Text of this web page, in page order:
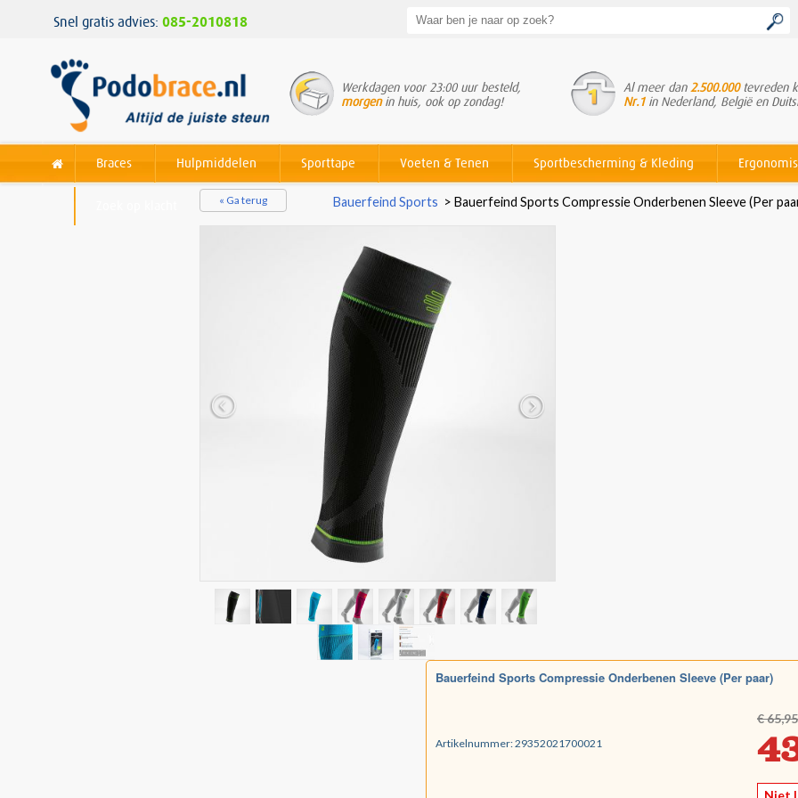
Snel gratis advies: 085-2010818
Werkdagen voor 23:00 uur besteld,
morgenin huis, ook op zondag!
Al meer dan 2.500.000tevreden
Nr.1in Nederland, België en
Braces Hulpmiddelen Sporttape Voeten & Tenen Sportbescherming & Kleding
« Ga terug Bauerfeind Sports > Bauerfeind Sports Compressie Onderbenen Sleeve (Per
€ 65,95
Niet
Bauerfeind Sports Compressie Onderbenen Sleeve (Per paar)
Artikelnummer:29352021700021